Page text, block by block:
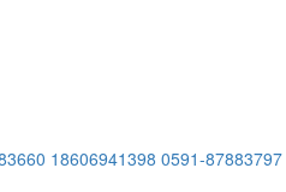
18606941398 0591-87883797